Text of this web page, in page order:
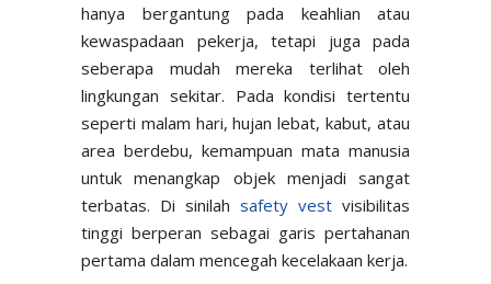
hanya bergantung pada keahlian atau
kewaspadaan pekerja, tetapi juga pada
seberapa mudah mereka terlihat oleh
lingkungan sekitar. Pada kondisi tertentu
seperti malam hari, hujan lebat, kabut, atau
area berdebu, kemampuan mata manusia
untuk menangkap objek menjadi sangat
terbatas. Di sinilah safety vest visibilitas
tinggi berperan sebagai garis pertahanan
pertama dalam mencegah kecelakaan kerja.